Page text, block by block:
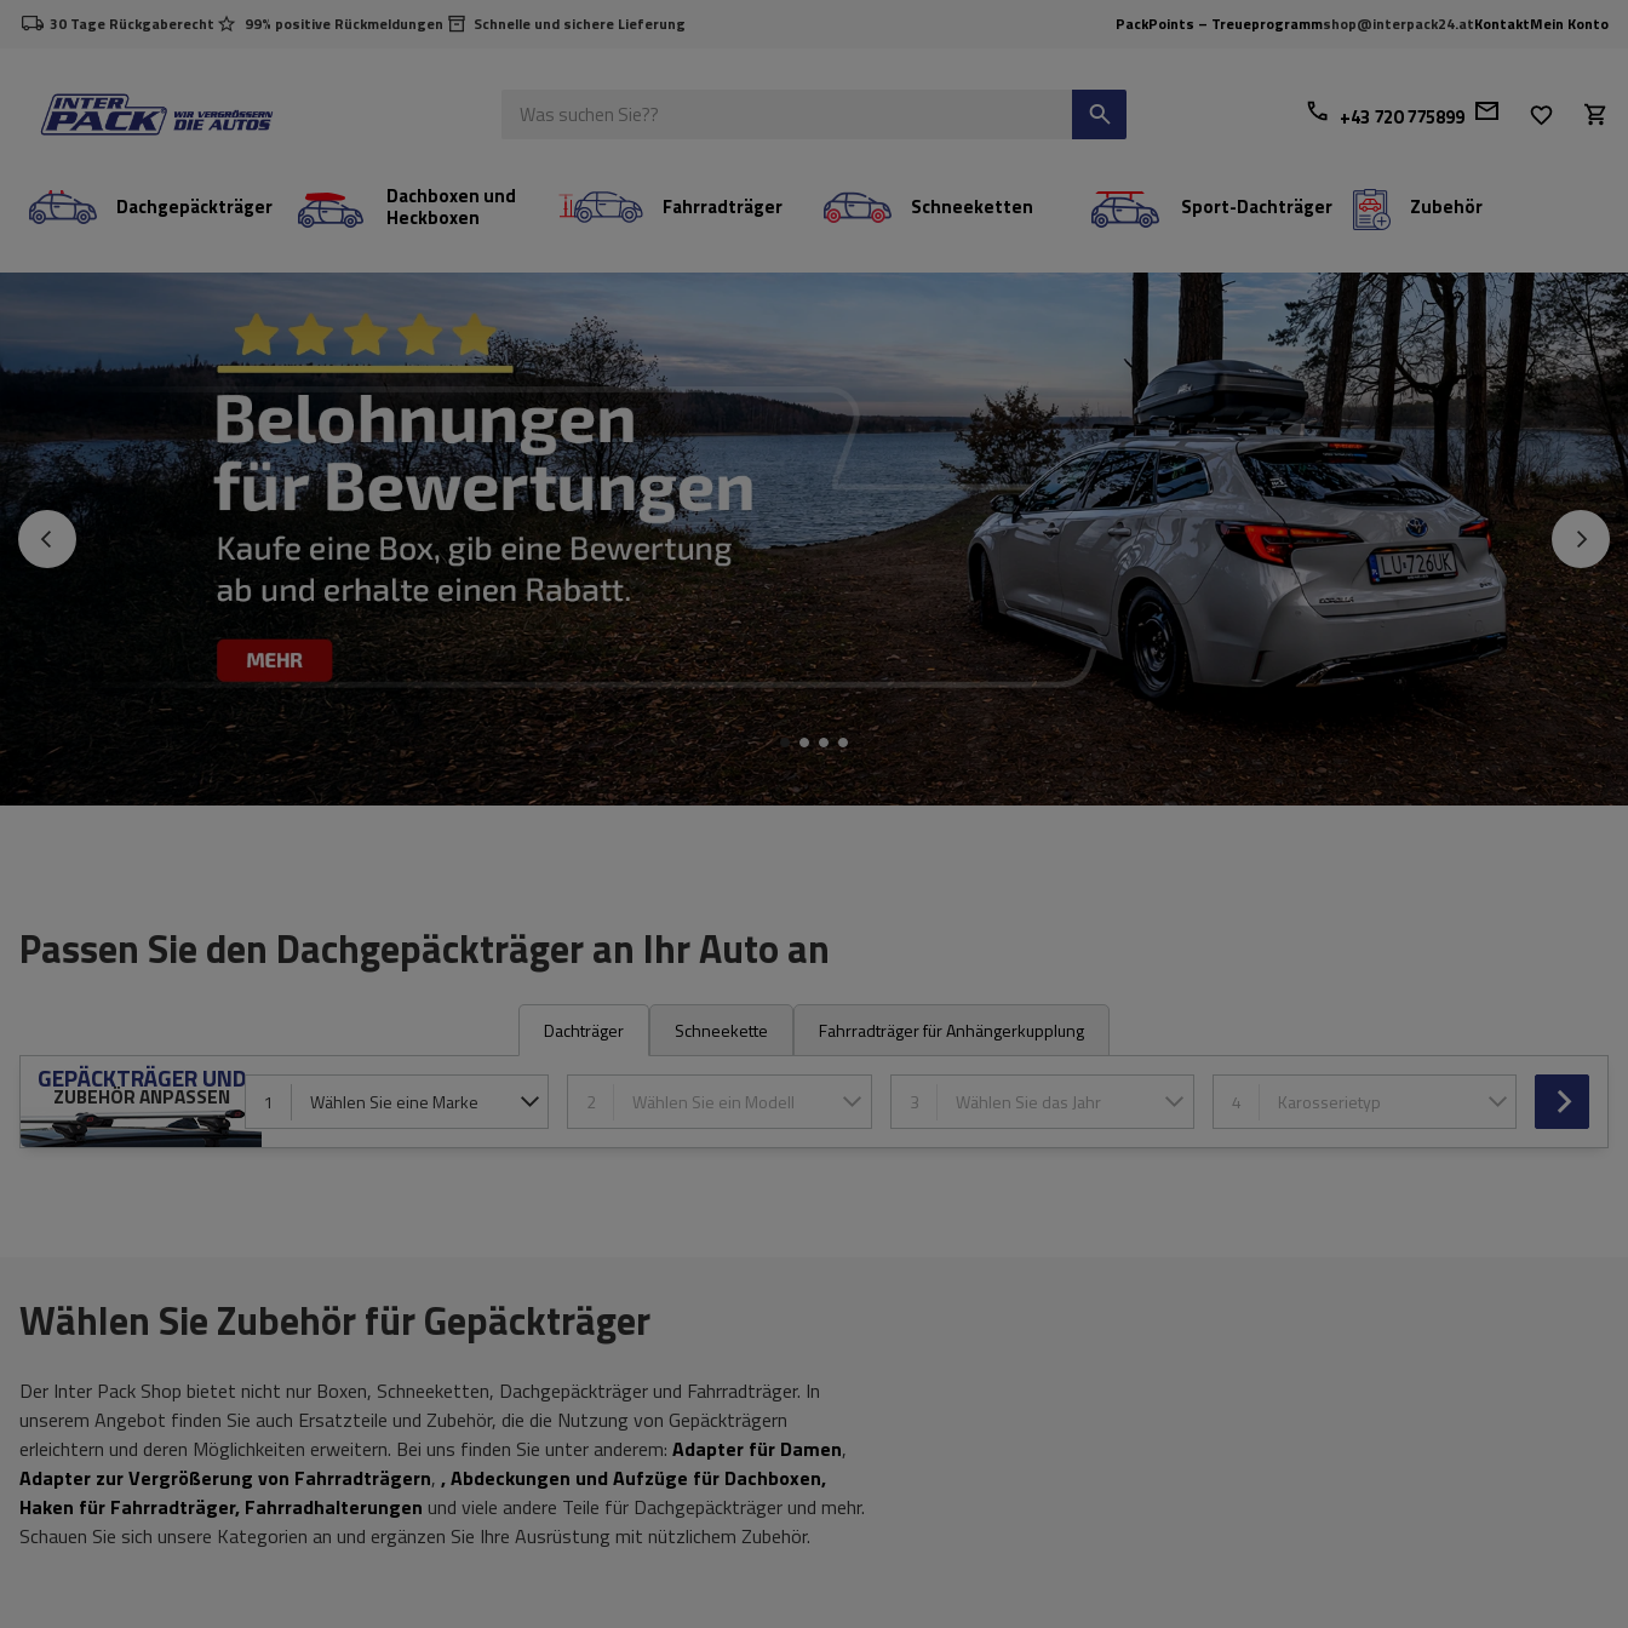
30 Tage Rückgaberecht 99% positive Rückmeldungen Schnelle und sichere Lieferung PackPoints – Treueprogrammshop@interpack24.atKontaktMein Konto
+43 720 775899
Dachgepäckträger Dachboxen und
Heckboxen Fahrradträger Schneeketten Sport-Dachträger Zubehör
Passen Sie den Dachgepäckträger an Ihr Auto an
Dachträger Schneekette Fahrradträger für Anhängerkupplung
GEPÄCKTRÄGER UND
ZUBEHÖR ANPASSEN 1 Wählen Sie eine Marke 2 Wählen Sie ein Modell 3 Wählen Sie das Jahr 4 Karosserietyp
Wählen Sie Zubehör für Gepäckträger
Der Inter Pack Shop bietet nicht nur Boxen, Schneeketten, Dachgepäckträger und Fahrradträger. In
unserem Angebot finden Sie auch Ersatzteile und Zubehör, die die Nutzung von Gepäckträgern
erleichtern und deren Möglichkeiten erweitern. Bei uns finden Sie unter anderem: Adapter für Damen,
Adapter zur Vergrößerung von Fahrradträgern, , Abdeckungen und Aufzüge für Dachboxen,
Haken für Fahrradträger, Fahrradhalterungen und viele andere Teile für Dachgepäckträger und mehr.
Schauen Sie sich unsere Kategorien an und ergänzen Sie Ihre Ausrüstung mit nützlichem Zubehör.